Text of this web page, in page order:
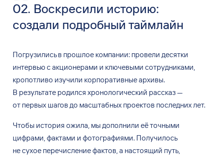
02. Воскресили историю:
создали подробный таймлайн
Погрузились в прошлое компании: провели десятки
интервью сакционерами и ключевыми сотрудниками,
кропотливо изучили корпоративные архивы.
В результате родился хронологический рассказ—
от первых шагов до масштабных проектов последних лет.
Чтобы история ожила, мы дополнили еёточными
цифрами, фактами и фотографиями. Получилось
несухое перечисление фактов, а настоящий путь,